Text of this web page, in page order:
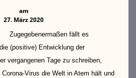
am
27. März 2020
fällt es
(positive) Entwicklung der
vergangenen Tage zu schreiben,
Virus die Welt in Atem hält und